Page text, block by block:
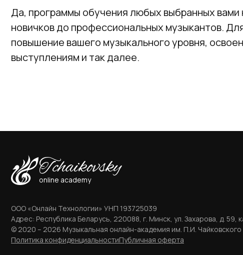
Да, программы обучения любых выбранных вами
новичков до профессиональных музыкантов.
повышение вашего музыкального уровня,
выступлениям и так далее.
Tchaikovsky
online academy
ООО «Онлайн Технологии» УНП 193725039
Адрес: Республика Беларусь, 220088, г. Минск, ул. Захарова, д. 59,
© 2020 – 2026 Музыкальная онлайн-академия им. П.И. Чайковского
Политика конфиденциальностиПубличная оферта